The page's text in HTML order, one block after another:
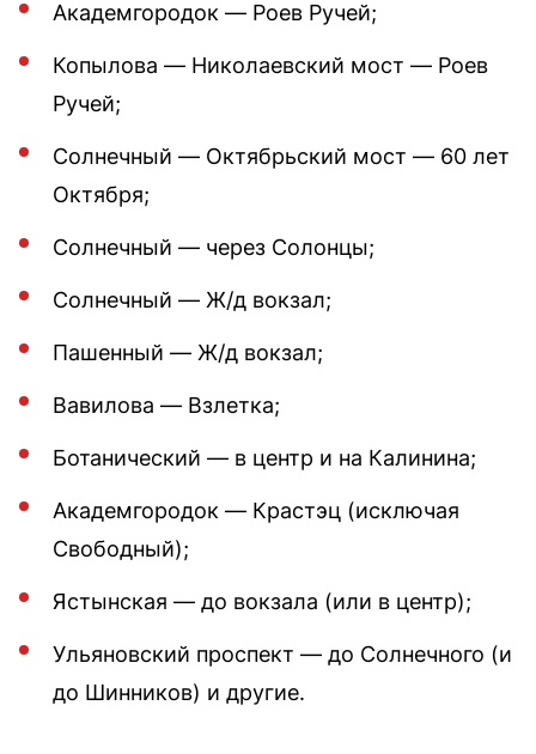
Академгородок — Роев Ручей;
Копылова — Николаевский мост — Роев
Ручей;
Солнечный — Октябрьский мост — 60 лет
Октября;
Солнечный — через Солонцы;
Солнечный — Ж/д вокзал;
Пашенный — Ж/д вокзал;
Вавилова — Взлетка;
Ботанический — в центр и на Калинина;
Академгородок — Крастэц (исключая
Свободный);
Ястынская — до вокзала (или в центр);
Ульяновский проспект — до Солнечного (и
до Шинников) и другие.